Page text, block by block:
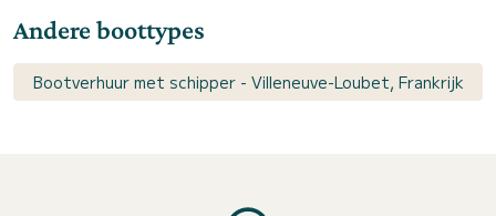
Andere boottypes
Bootverhuur met schipper - Villeneuve-Loubet, Frankrijk